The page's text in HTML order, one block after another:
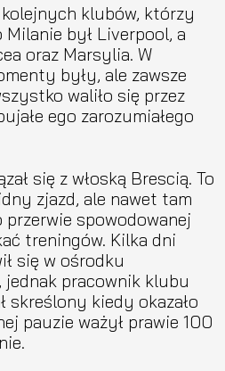
klubów, którzy
był Liverpool, a
oraz Marsylia. W
były, ale zawsze
waliło się przez
ego zarozumiałego
się z włoską Brescią. To
zjazd, ale nawet tam
przerwie spowodowanej
treningów. Kilka dni
się w ośrodku
pracownik klubu
skreślony kiedy okazało
pauzie ważył prawie 100